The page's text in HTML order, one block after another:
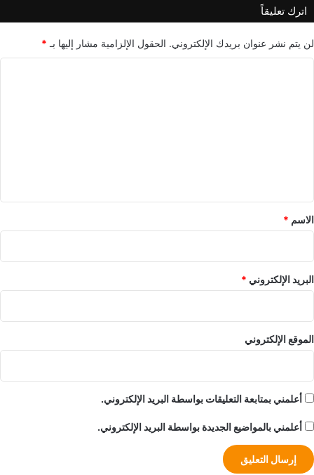
اترك تعليقاً
لن يتم نشر عنوان بريدك الإلكتروني. الحقول الإلزامية مشار إليها بـ *
*
الاسم *
البريد الإلكتروني *
الموقع الإلكتروني
أعلمني بمتابعة التعليقات بواسطة البريد الإلكتروني.
أعلمني بالمواضيع الجديدة بواسطة البريد الإلكتروني.